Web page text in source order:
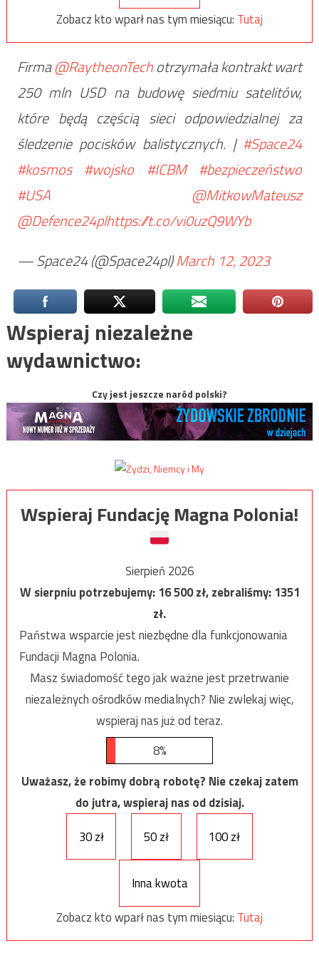
Zobacz kto wparł nas tym miesiącu: Tutaj
Firma@RaytheonTechotrzymała kontrakt wart
250 mln USD na budowę siedmiu satelitów,
które będą częścią sieci odpowiedzialnej za
śledzenie pocisków balistycznych. | #Space24
#kosmos #wojsko #ICBM #bezpieczeństwo
#USA
@MitkowMateusz
@Defence24plhttps://t.co/vi0uzQ9WYb
— Space24 (@Space24pl)March 12, 2023
Wspieraj niezależne
wydawnictwo:
Czy jest jeszcze naród polski?
Wspieraj Fundację Magna Polonia!
Sierpień 2026
W sierpniu potrzebujemy:16 500zł, zebraliśmy:1351
zł.
Państwa wsparcie jest niezbędne dla funkcjonowania
Fundacji Magna Polonia.
Masz świadomość tego jak ważne jest przetrwanie
niezależnych ośrodków medialnych? Nie zwlekaj więc,
wspieraj nas już od teraz.
8%
Uważasz, że robimy dobrą robotę? Nie czekaj zatem
do jutra, wspieraj nas od dzisiaj.
30 zł
50 zł 100 zł
Inna kwota
Zobacz kto wparł nas tym miesiącu: Tutaj